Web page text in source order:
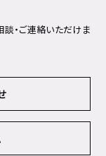
談・ご連絡いただけま